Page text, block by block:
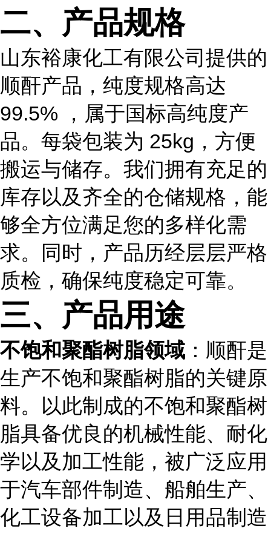
二、产品规格
山东裕康化工有限公司提供的
顺酐产品，纯度规格高达
99.5% ，属于国标高纯度产
品。每袋包装为 25kg，方便
搬运与储存。我们拥有充足的
库存以及齐全的仓储规格，能
够全方位满足您的多样化需
求。同时，产品历经层层严格
质检，确保纯度稳定可靠。
三、产品用途
不饱和聚酯树脂领域 ：顺酐是
生产不饱和聚酯树脂的关键原
料。以此制成的不饱和聚酯树
脂具备优良的机械性能、耐化
学以及加工性能，被广泛应用
于汽车部件制造、船舶生产、
化工设备加工以及日用品制造